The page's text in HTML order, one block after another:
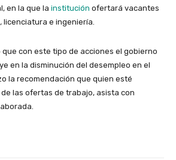
en la que la institución ofertará vacantes
licenciatura e ingeniería.
que con este tipo de acciones el gobierno
en la disminución del desempleo en el
la recomendación que quien esté
las ofertas de trabajo, asista con